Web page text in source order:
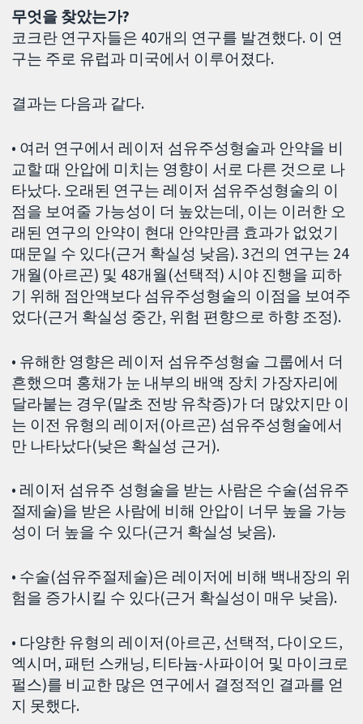
무엇을 찾았는가?
코크란 연구자들은 40개의 연구를 발견했다. 이 연
구는 주로 유럽과 미국에서 이루어졌다.
결과는 다음과 같다.
• 여러 연구에서 레이저 섬유주성형술과 안약을 비
교할 때 안압에 미치는 영향이 서로 다른 것으로 나
타났다. 오래된 연구는 레이저 섬유주성형술의 이
점을 보여줄 가능성이 더 높았는데, 이는 이러한 오
래된 연구의 안약이 현대 안약만큼 효과가 없었기
때문일 수 있다(근거 확실성 낮음). 3건의 연구는 24
개월(아르곤) 및 48개월(선택적) 시야 진행을 피하
기 위해 점안액보다 섬유주성형술의 이점을 보여주
었다(근거 확실성 중간, 위험 편향으로 하향 조정).
• 유해한 영향은 레이저 섬유주성형술 그룹에서 더
흔했으며 홍채가 눈 내부의 배액 장치 가장자리에
달라붙는 경우(말초 전방 유착증)가 더 많았지만 이
는 이전 유형의 레이저(아르곤) 섬유주성형술에서
만 나타났다(낮은 확실성 근거).
• 레이저 섬유주 성형술을 받는 사람은 수술(섬유주
절제술)을 받은 사람에 비해 안압이 너무 높을 가능
성이 더 높을 수 있다(근거 확실성 낮음).
• 수술(섬유주절제술)은 레이저에 비해 백내장의 위
험을 증가시킬 수 있다(근거 확실성이 매우 낮음).
• 다양한 유형의 레이저(아르곤, 선택적, 다이오드,
엑시머, 패턴 스캐닝, 티타늄-사파이어 및 마이크로
펄스)를 비교한 많은 연구에서 결정적인 결과를 얻
지 못했다.